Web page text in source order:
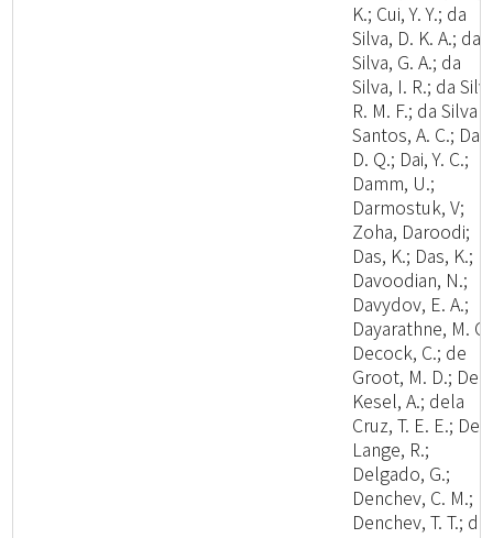
K.; Cui, Y. Y.; da
Silva, D. K. A.; da
Silva, G. A.; da
Silva, I. R.; da
R. M. F.; da Silva
Santos, A. C.; Dai,
D. Q.; Dai, Y. C.;
Damm, U.;
Darmostuk, V;
Zoha, Daroodi;
Das, K.; Das, K.;
Davoodian, N.;
Davydov, E. A.;
Dayarathne, M.
Decock, C.; de
Groot, M. D.; De
Kesel, A.; dela
Cruz, T. E. E.; De
Lange, R.;
Delgado, G.;
Denchev, C. M.;
Denchev, T. T.; de